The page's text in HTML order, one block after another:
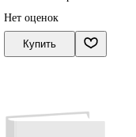
Прокофьев
Нет оценок
Купить